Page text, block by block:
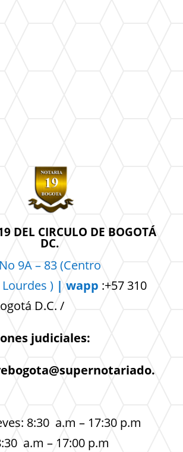
DEL CIRCULO DE BOGOTÁ
DC.
9A – 83 (Centro
Lourdes ) | wapp :+57 310
D.C. /
judiciales:
8:30 a.m – 17:30 p.m
a.m – 17:00 p.m